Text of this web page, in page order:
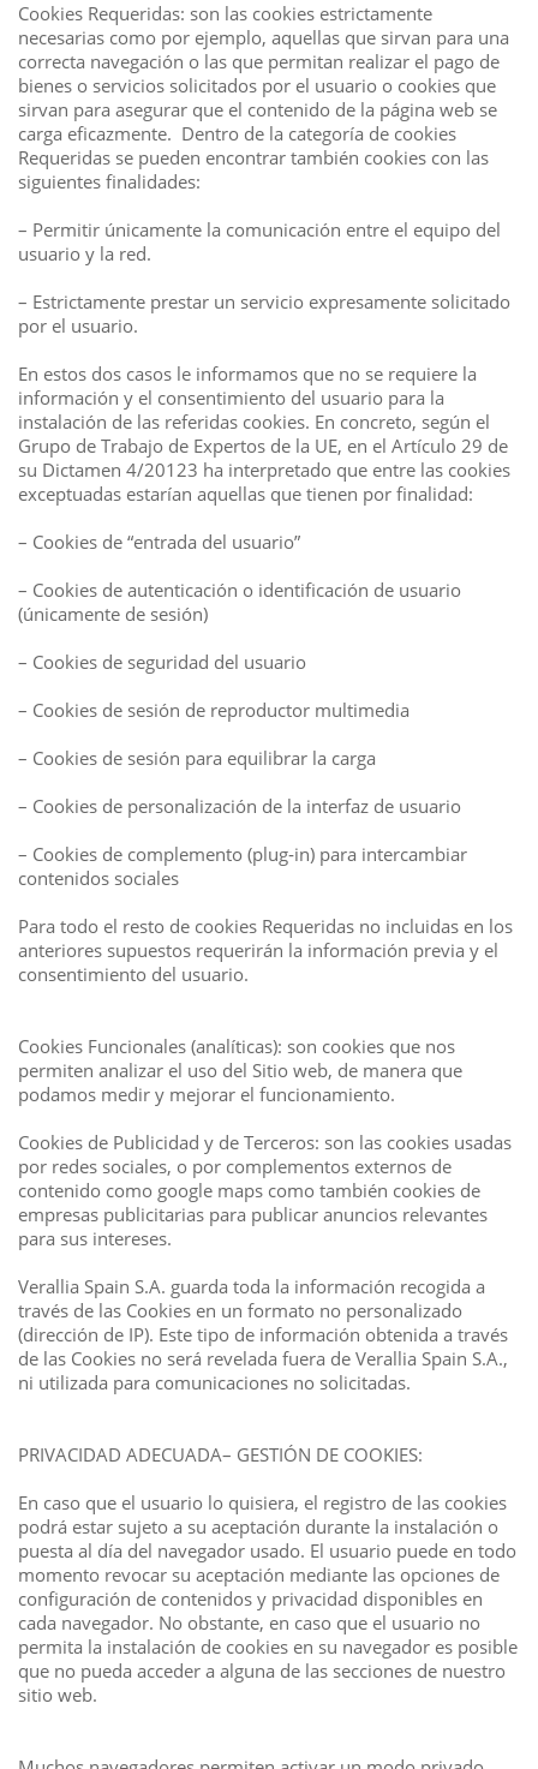
Cookies Requeridas: son las cookies estrictamente
necesarias como por ejemplo, aquellas que sirvan para una
correcta navegación o las que permitan realizar el pago de
bienes o servicios solicitados por el usuario o cookies que
sirvan para asegurar que el contenido de la página web se
carga eficazmente. Dentro de la categoría de cookies
Requeridas se pueden encontrar también cookies con las
siguientes finalidades:
– Permitir únicamente la comunicación entre el equipo del
usuario y la red.
– Estrictamente prestar un servicio expresamente solicitado
por el usuario.
En estos dos casos le informamos que no se requiere la
información y el consentimiento del usuario para la
instalación de las referidas cookies. En concreto, según el
Grupo de Trabajo de Expertos de la UE, en el Artículo 29 de
su Dictamen 4/20123 ha interpretado que entre las cookies
exceptuadas estarían aquellas que tienen por finalidad:
– Cookies de “entrada del usuario”
– Cookies de autenticación o identificación de usuario
(únicamente de sesión)
– Cookies de seguridad del usuario
– Cookies de sesión de reproductor multimedia
– Cookies de sesión para equilibrar la carga
– Cookies de personalización de la interfaz de usuario
– Cookies de complemento (plug‐in) para intercambiar
contenidos sociales
Para todo el resto de cookies Requeridas no incluidas en los
anteriores supuestos requerirán la información previa y el
consentimiento del usuario.
Cookies Funcionales (analíticas): son cookies que nos
permiten analizar el uso del Sitio web, de manera que
podamos medir y mejorar el funcionamiento.
Cookies de Publicidad y de Terceros: son las cookies usadas
por redes sociales, o por complementos externos de
contenido como google maps como también cookies de
empresas publicitarias para publicar anuncios relevantes
para sus intereses.
Verallia Spain S.A. guarda toda la información recogida a
través de las Cookies en un formato no personalizado
(dirección de IP). Este tipo de información obtenida a través
de las Cookies no será revelada fuera de Verallia Spain S.A.,
ni utilizada para comunicaciones no solicitadas.
PRIVACIDAD ADECUADA– GESTIÓN DE COOKIES:
En caso que el usuario lo quisiera, el registro de las cookies
podrá estar sujeto a su aceptación durante la instalación o
puesta al día del navegador usado. El usuario puede en todo
momento revocar su aceptación mediante las opciones de
configuración de contenidos y privacidad disponibles en
cada navegador. No obstante, en caso que el usuario no
permita la instalación de cookies en su navegador es posible
que no pueda acceder a alguna de las secciones de nuestro
sitio web.